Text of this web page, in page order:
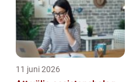
11 juni 2026